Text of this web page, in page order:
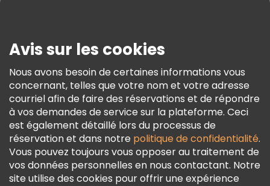
Conditions Générales Et Mentions Légales
Politique En Matière De Cookies
Freetour Prix
Programme De Fidélité
Avis sur les cookies
Nous avons besoin de certaines informations vous
concernant, telles que votre nom et votre adresse
courriel afin de faire des réservations et de répondre
à vos demandes de service sur la plateforme. Ceci
est également détaillé lors du processus de
réservation et dans notre politique de confidentialité.
Vous pouvez toujours vous opposer au traitement de
vos données personnelles en nous contactant. Notre
site utilise des cookies pour offrir une expérience